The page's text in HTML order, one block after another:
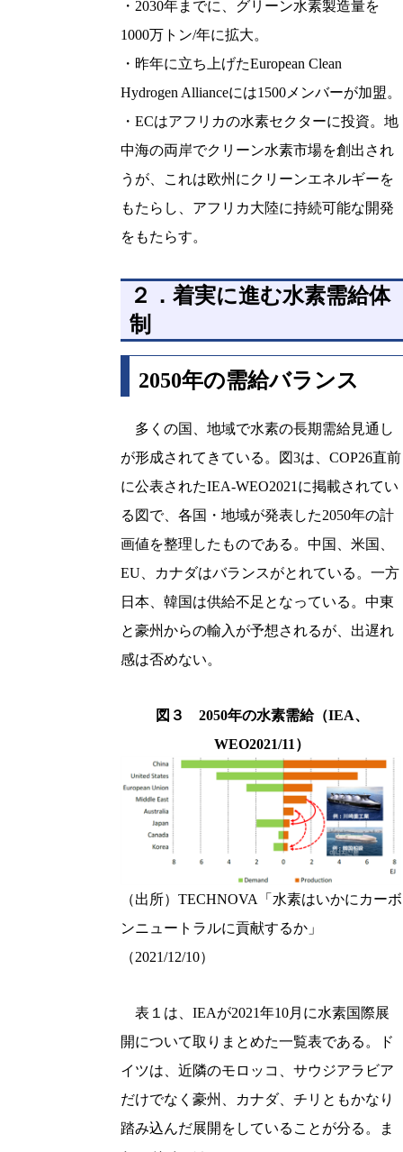
・2030年までに、グリーン水素製造量を
1000万トン/年に拡大。
・昨年に立ち上げたEuropean Clean
Hydrogen Allianceには1500メンバーが加盟。
・ECはアフリカの水素セクターに投資。地
中海の両岸でクリーン水素市場を創出され
うが、これは欧州にクリーンエネルギーを
もたらし、アフリカ大陸に持続可能な開発
をもたらす。
２．着実に進む水素需給体
制
2050年の需給バランス
多くの国、地域で水素の長期需給見通し
が形成されてきている。図3は、COP26直前
に公表されたIEA-WEO2021に掲載されてい
る図で、各国・地域が発表した2050年の計
画値を整理したものである。中国、米国、
EU、カナダはバランスがとれている。一方
日本、韓国は供給不足となっている。中東
と豪州からの輸入が予想されるが、出遅れ
感は否めない。
図３ 2050年の水素需給（IEA、
WEO2021/11）
（出所）TECHNOVA「水素はいかにカーボ
ンニュートラルに貢献するか」
（2021/12/10）
表１は、IEAが2021年10月に水素国際展
開について取りまとめた一覧表である。ド
イツは、近隣のモロッコ、サウジアラビア
だけでなく豪州、カナダ、チリともかなり
踏み込んだ展開をしていることが分る。ま